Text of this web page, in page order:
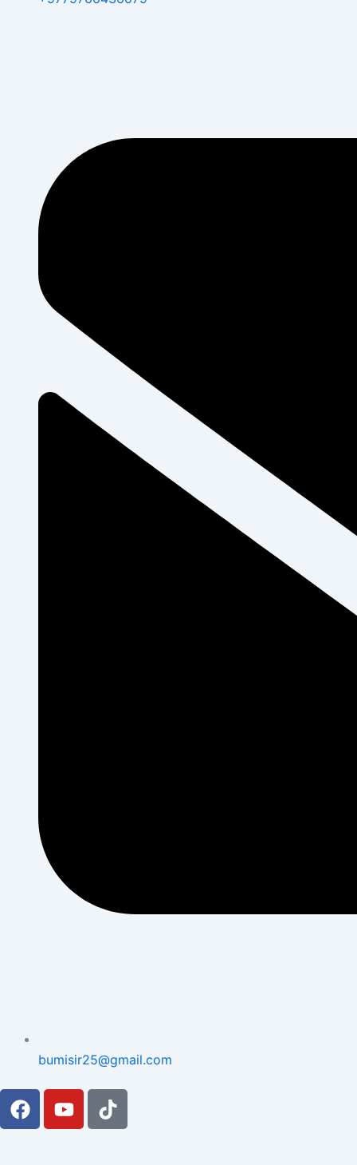
bumisir25@gmail.com
F
a
Y
o
T
i